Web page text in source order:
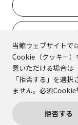
当館ウェブサイトで
Cookie（クッキー
意いただける場合は
「拒否する」を選
ません。必須
拒否する